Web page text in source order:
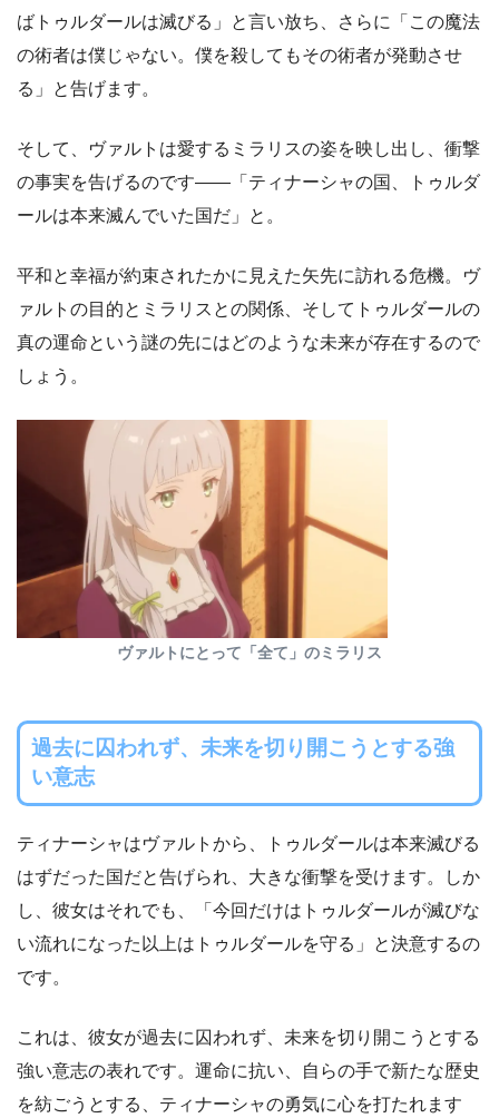
ばトゥルダールは滅びる」と言い放ち、さらに「この魔法
の術者は僕じゃない。僕を殺してもその術者が発動させ
る」と告げます。
そして、ヴァルトは愛するミラリスの姿を映し出し、衝撃
の事実を告げるのです——「ティナーシャの国、トゥルダ
ールは本来滅んでいた国だ」と。
平和と幸福が約束されたかに見えた矢先に訪れる危機。ヴ
ァルトの目的とミラリスとの関係、そしてトゥルダールの
真の運命という謎の先にはどのような未来が存在するので
しょう。
ヴァルトにとって「全て」のミラリス
過去に囚われず、未来を切り開こうとする強
い意志
ティナーシャはヴァルトから、トゥルダールは本来滅びる
はずだった国だと告げられ、大きな衝撃を受けます。しか
し、彼女はそれでも、「今回だけはトゥルダールが滅びな
い流れになった以上はトゥルダールを守る」と決意するの
です。
これは、彼女が過去に囚われず、未来を切り開こうとする
強い意志の表れです。運命に抗い、自らの手で新たな歴史
を紡ごうとする、ティナーシャの勇気に心を打たれます